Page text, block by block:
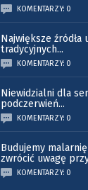
KOMENTARZY: 0
Największe
tradycyjnych...
KOMENTARZY: 0
Niewidzialni dla
podczerwień...
KOMENTARZY: 0
Budujemy
zwrócić uwagę przy
KOMENTARZY: 0